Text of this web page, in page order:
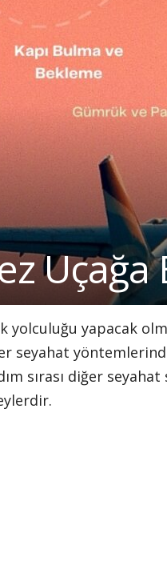
yolculuğu yapacak
seyahat
sırası diğer